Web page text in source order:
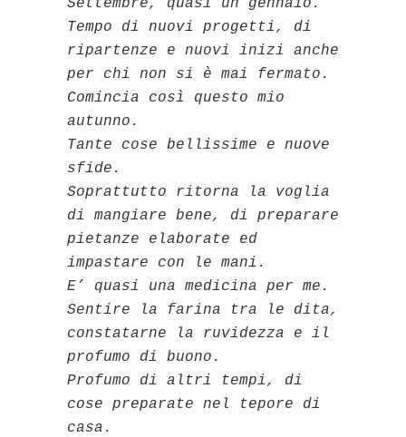
Settembre, quasi un gennaio.
Tempo di nuovi progetti, di
ripartenze e nuovi inizi anche
per chi non si è mai fermato.
Comincia così questo mio
autunno.
Tante cose bellissime e nuove
sfide.
Soprattutto ritorna la voglia
di mangiare bene, di preparare
pietanze elaborate ed
impastare con le mani.
E’ quasi una medicina per me.
Sentire la farina tra le dita,
constatarne la ruvidezza e il
profumo di buono.
Profumo di altri tempi, di
cose preparate nel tepore di
casa.